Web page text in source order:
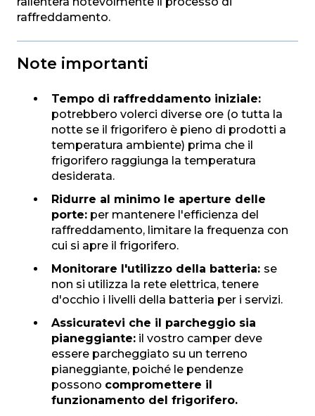
raffreddamento.
Note importanti
Tempo di raffreddamento iniziale:
potrebbero volerci diverse ore (o tutta la
notte se il frigorifero è pieno di prodotti a
temperatura ambiente) prima che il
frigorifero raggiunga la temperatura
desiderata.
Ridurre al minimo le aperture delle
porte: per mantenere l'efficienza del
raffreddamento, limitare la frequenza con
cui si apre il frigorifero.
Monitorare l'utilizzo della batteria: se
non si utilizza la rete elettrica, tenere
d'occhio i livelli della batteria per i servizi.
Assicuratevi che il parcheggio sia
pianeggiante: il vostro camper deve
essere parcheggiato su un terreno
pianeggiante, poiché le pendenze
possono compromettere il
funzionamento del frigorifero.